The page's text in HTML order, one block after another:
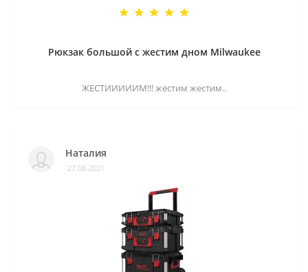
Рюкзак большой с жестим дном Milwaukee
ЖЕСТИИИИИМ!!! жестим жестим..
Наталия
27.08.2021